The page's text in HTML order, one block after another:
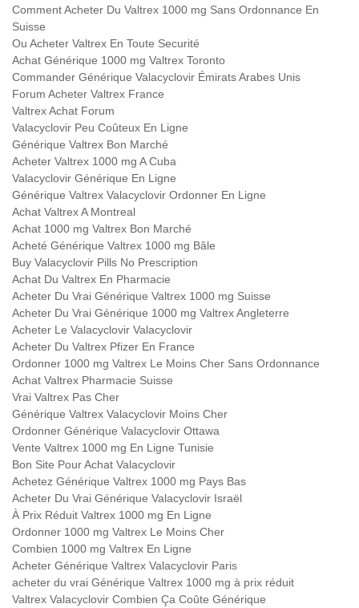
Comment Acheter Du Valtrex 1000 mg Sans Ordonnance En
Suisse
Ou Acheter Valtrex En Toute Securité
Achat Générique 1000 mg Valtrex Toronto
Commander Générique Valacyclovir Émirats Arabes Unis
Forum Acheter Valtrex France
Valtrex Achat Forum
Valacyclovir Peu Coûteux En Ligne
Générique Valtrex Bon Marché
Acheter Valtrex 1000 mg A Cuba
Valacyclovir Générique En Ligne
Générique Valtrex Valacyclovir Ordonner En Ligne
Achat Valtrex A Montreal
Achat 1000 mg Valtrex Bon Marché
Acheté Générique Valtrex 1000 mg Bâle
Buy Valacyclovir Pills No Prescription
Achat Du Valtrex En Pharmacie
Acheter Du Vrai Générique Valtrex 1000 mg Suisse
Acheter Du Vrai Générique 1000 mg Valtrex Angleterre
Acheter Le Valacyclovir Valacyclovir
Acheter Du Valtrex Pfizer En France
Ordonner 1000 mg Valtrex Le Moins Cher Sans Ordonnance
Achat Valtrex Pharmacie Suisse
Vrai Valtrex Pas Cher
Générique Valtrex Valacyclovir Moins Cher
Ordonner Générique Valacyclovir Ottawa
Vente Valtrex 1000 mg En Ligne Tunisie
Bon Site Pour Achat Valacyclovir
Achetez Générique Valtrex 1000 mg Pays Bas
Acheter Du Vrai Générique Valacyclovir Israël
À Prix Réduit Valtrex 1000 mg En Ligne
Ordonner 1000 mg Valtrex Le Moins Cher
Combien 1000 mg Valtrex En Ligne
Acheter Générique Valtrex Valacyclovir Paris
acheter du vrai Générique Valtrex 1000 mg à prix réduit
Valtrex Valacyclovir Combien Ça Coûte Générique